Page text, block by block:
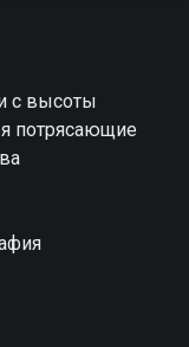
с высоты
потрясающие